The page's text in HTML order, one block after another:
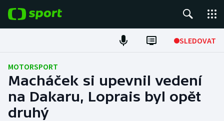
SLEDOVAT
Fotbal
Hokej
Tenis
MOTORSPORT
Macháček si upevnil vedení
na Dakaru, Loprais byl opět
druhý